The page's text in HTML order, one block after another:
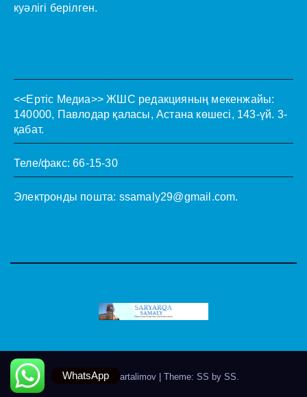
куәлігі берілген.
<<Ертіс Медиа>> ЖШС редакцияның мекенжайы:
140000, Павлодар қаласы, Астана көшесі, 143-үй. 3-
қабат.
Теле/факс: 66-15-30
Электронды пошта: ssamaly29@gmail.com.
Theme by @artalimov Theme: SS by SS
WhatsApp